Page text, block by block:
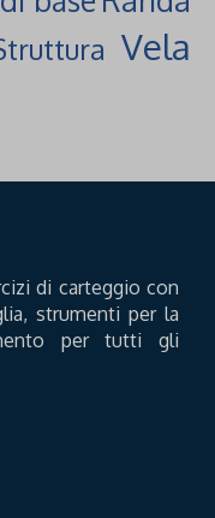
Vela
di carteggio con
strumenti per la
per tutti gli